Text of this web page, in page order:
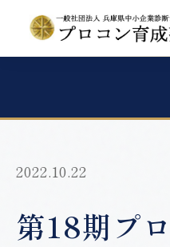
2022.10.22
第18期プ